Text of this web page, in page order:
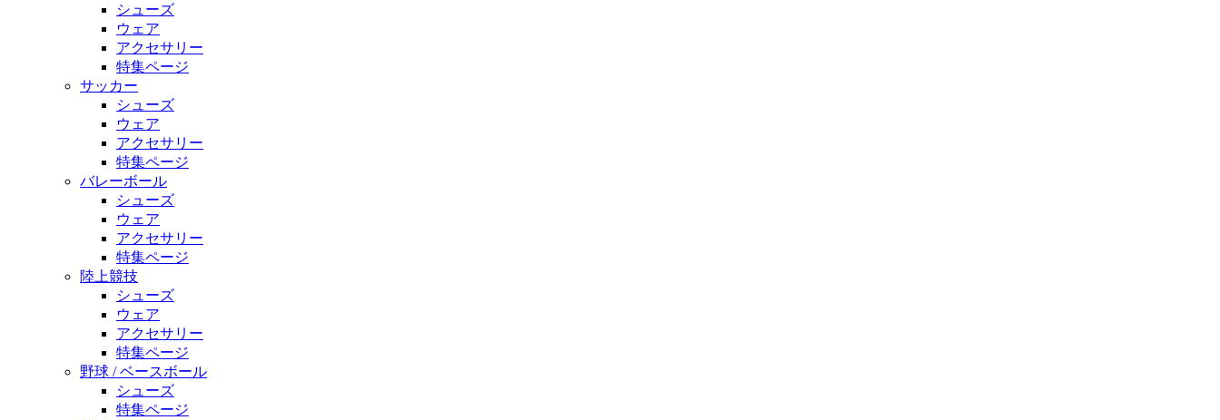
シューズ
ウェア
アクセサリー
特集ページ
サッカー
シューズ
ウェア
アクセサリー
特集ページ
バレーボール
シューズ
ウェア
アクセサリー
特集ページ
陸上競技
シューズ
ウェア
アクセサリー
特集ページ
野球 / ベースボール
シューズ
特集ページ